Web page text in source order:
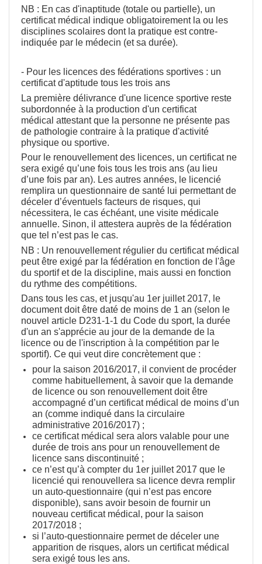
NB : En cas d'inaptitude (totale ou partielle), un
certificat médical indique obligatoirement la ou les
disciplines scolaires dont la pratique est contre-
indiquée par le médecin (et sa durée).
- Pour les licences des fédérations sportives : un
certificat d'aptitude tous les trois ans
La première délivrance d'une licence sportive reste
subordonnée à la production d'un certificat
médical attestant que la personne ne présente pas
de pathologie contraire à la pratique d'activité
physique ou sportive.
Pour le renouvellement des licences, un certificat ne
sera exigé qu’une fois tous les trois ans (au lieu
d’une fois par an). Les autres années, le licencié
remplira un questionnaire de santé lui permettant de
déceler d’éventuels facteurs de risques, qui
nécessitera, le cas échéant, une visite médicale
annuelle. Sinon, il attestera auprès de la fédération
que tel n’est pas le cas.
NB : Un renouvellement régulier du certificat médical
peut être exigé par la fédération en fonction de l'âge
du sportif et de la discipline, mais aussi en fonction
du rythme des compétitions.
Dans tous les cas, et jusqu'au 1er juillet 2017, le
document doit être daté de moins de 1 an (selon le
nouvel article D231-1-1 du Code du sport, la durée
d'un an s'apprécie au jour de la demande de la
licence ou de l'inscription à la compétition par le
sportif). Ce qui veut dire concrètement que :
pour la saison 2016/2017, il convient de procéder
comme habituellement, à savoir que la demande
de licence ou son renouvellement doit être
accompagné d’un certificat médical de moins d’un
an (comme indiqué dans la circulaire
administrative 2016/2017) ;
ce certificat médical sera alors valable pour une
durée de trois ans pour un renouvellement de
licence sans discontinuité ;
ce n’est qu’à compter du 1er juillet 2017 que le
licencié qui renouvellera sa licence devra remplir
un auto-questionnaire (qui n’est pas encore
disponible), sans avoir besoin de fournir un
nouveau certificat médical, pour la saison
2017/2018 ;
si l’auto-questionnaire permet de déceler une
apparition de risques, alors un certificat médical
sera exigé tous les ans.